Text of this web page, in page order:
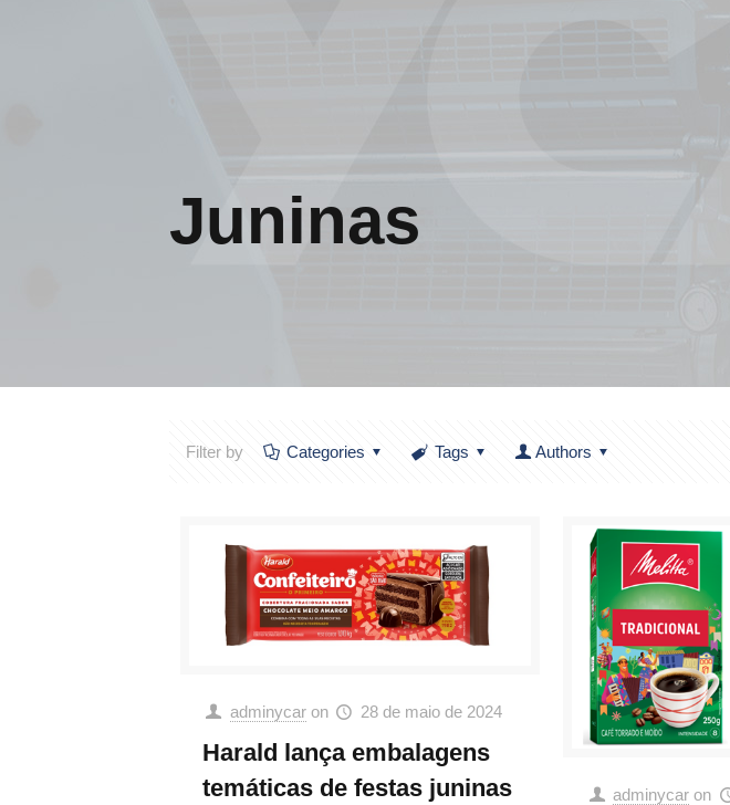
Juninas
Filter by Categories Tags Authors
adminycar on 28 de maio de 2024
Harald lança embalagens
temáticas de festas juninas
adminycar on